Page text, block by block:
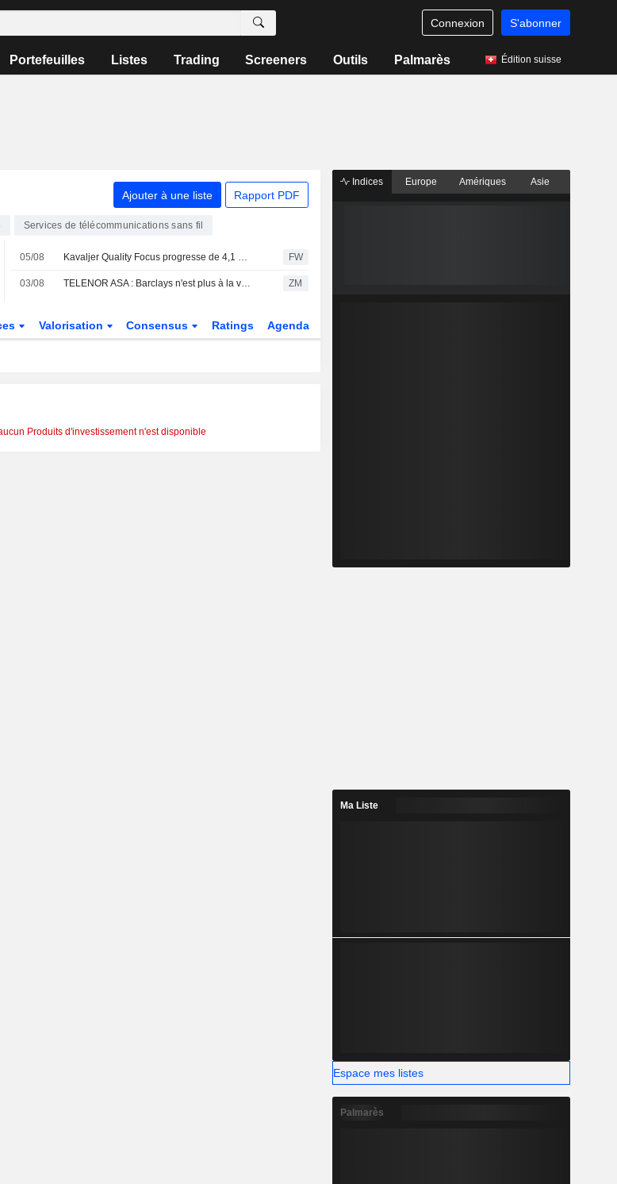
Connexion S'abonner
Portefeuilles Listes Trading Screeners Outils Palmarès Édition suisse
Ajouter à une liste Rapport PDF
Services de télécommunications sans fil
05/08 Kavaljer Quality Focus progresse de 4,1 % en juillet - solide saison de résultats et accélération des acquisitions FW
03/08 TELENOR ASA : Barclays n'est plus à la vente ZM
Valorisation Consensus Ratings Agenda
Produits d'investissement n'est disponible
Indices Europe Amériques Asie
Ma Liste
Espace mes listes
Palmarès